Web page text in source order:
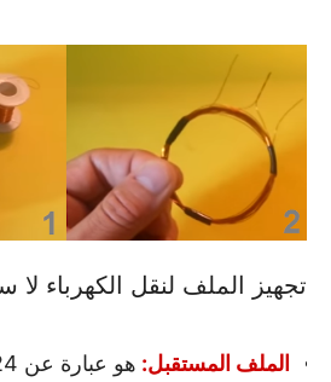
تجهيز الملف لنقل الكهرباء لا
الملف المستقبل: